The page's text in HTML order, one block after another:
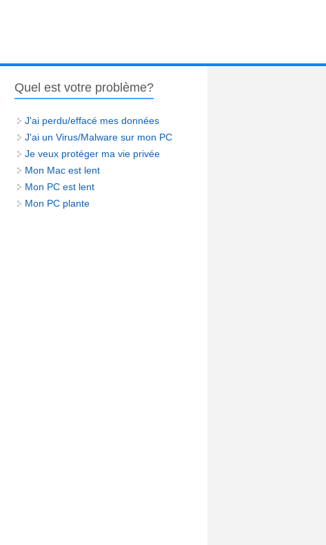
Quel est votre problème?
J'ai perdu/effacé mes données
J'ai un Virus/Malware sur mon PC
Je veux protéger ma vie privée
Mon Mac est lent
Mon PC est lent
Mon PC plante